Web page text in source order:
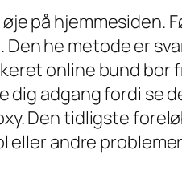
på hjemmesiden.
he metode er
online bund bor
adgang fordi se
Den tidligste
andre